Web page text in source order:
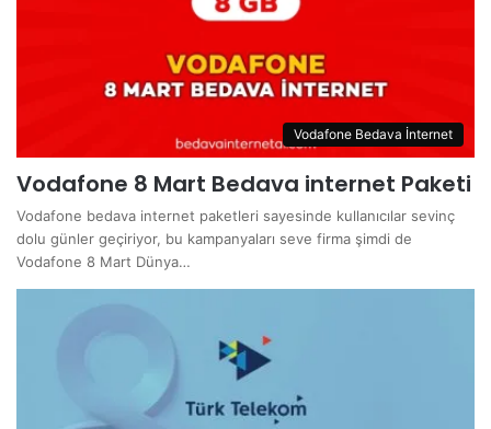
Vodafone Bedava İnternet
Vodafone 8 Mart Bedava internet Paketi
Vodafone bedava internet paketleri sayesinde kullanıcılar sevinç
dolu günler geçiriyor, bu kampanyaları seve firma şimdi de
Vodafone 8 Mart Dünya…